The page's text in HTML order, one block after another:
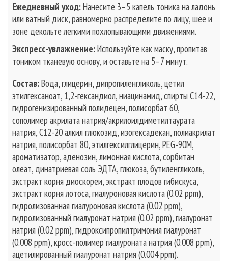
Ежедневный уход:Нанесите 3–5 капель тоника на ладонь
или ватный диск, равномерно распределите по лицу, шее и
зоне декольте легкими похлопывающими движениями.
Экспресс-увлажнение:Используйте как маску, пропитав
тоником тканевую основу, и оставьте на 5–7 минут.
Состав:Вода, глицерин, дипропиленгликоль, цетил
этилгексаноат, 1,2-гександиол, ниацинамид, спирты C14-22,
гидрогенизированный полидецен, полисорбат 60,
сополимер акрилата натрия/акрилоилдиметилтаурата
натрия, C12-20 алкил глюкозид, изогексадекан, полиакрилат
натрия, полисорбат 80, этилгексилглицерин, PEG-90M,
ароматизатор, аденозин, лимонная кислота, сорбитан
олеат, динатриевая соль ЭДТА, глюкоза, бутиленгликоль,
экстракт корня диоскореи, экстракт плодов гибискуса,
экстракт корня лотоса, гиалуроновая кислота (0.02 ppm),
гидролизованная гиалуроновая кислота (0.02 ppm),
гидролизованный гиалуронат натрия (0.02 ppm), гиалуронат
натрия (0.02 ppm), гидроксипропилтримония гиалуронат
(0.008 ppm), кросс-полимер гиалуроната натрия (0.008 ppm),
ацетилированный гиалуронат натрия (0.004 ppm).